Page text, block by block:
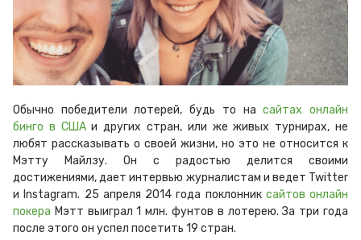
Обычно победители лотерей, будь то насайтах онлайн
бинго в СШАи других стран, или же живых турнирах, не
любят рассказывать о своей жизни, но это не относится к
Мэтту Майлзу. Он с радостью делится своими
достижениями, дает интервью журналистам и ведет Twitter
и Instagram. 25 апреля 2014 года поклонник сайтов онлайн
покера Мэтт выиграл 1 млн. фунтов в лотерею. За три года
после этого он успел посетить 19 стран.